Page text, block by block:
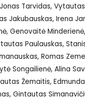
Tarvidas,
Jakubauskas, Irena
Genovaitė
Paulauskas,
Romas
Songailienė, Alina
Žemaitis,
Gintautas